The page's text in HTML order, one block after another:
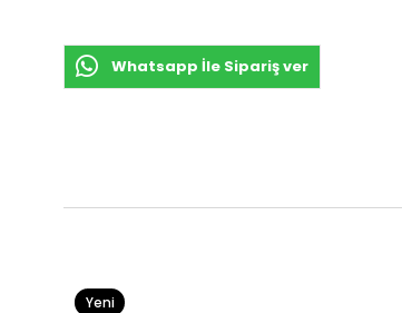
Whatsapp İle Sipariş ver
Yeni